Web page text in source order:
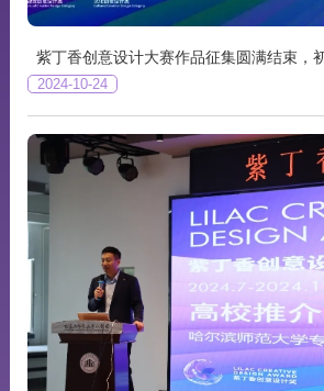
紫丁香创意设计大赛作品征集圆满结束，
2024-10-24